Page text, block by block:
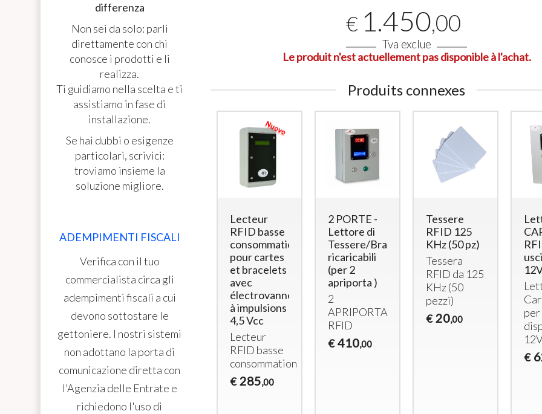
€ 1.450,00
Tva exclue
Le produit n'est actuellement pas disponible à l'achat.
Produits connexes
(cambia
banconote
in monete o
modello C
Macchina
in gettoni (o
monete)
1.200,00
RFID 125
KHz (100
pz)
Tessera
RFIDda 125
KHz (100
pezzi)
€ 40,00
Lecteur
RFID basse
consommation
pour cartes
et bracelets
avec
électrovanne
à impulsions
4,5 Vcc
Lecteur
RFID basse
consommation
€ 285,00
2 PORTE -
Lettore di
Tessere/Braccialetti
ricaricabili
(per 2
apriporta )
2
APRIPORTA
RFID
€ 410,00
Tessere
RFID 125
KHz (50 pz)
Tessera
RFID da 125
KHz (50
pezzi)
€ 20,00
per
€
differenza
Non sei da solo: parli
direttamente con chi
conosce i prodotti e li
realizza.
Ti guidiamo nella scelta e ti
assistiamo in fase di
installazione.
Se hai dubbi o esigenze
particolari, scrivici:
troviamo insieme la
soluzione migliore.
ADEMPIMENTI FISCALI
Verifica con il tuo
commercialista circa gli
adempimenti fiscali a cui
devono sottostare le
gettoniere. I nostri sistemi
non adottano la porta di
comunicazione diretta con
l'Agenzia delle Entrate e
richiedono l'uso di
Bracelets RFID pour 1
Douche avec Électrovanne
12Vcc
Lecteur
pour
douche avec sortie
12Vcc
Carte/
Lettore
Uscite
docce)
,00